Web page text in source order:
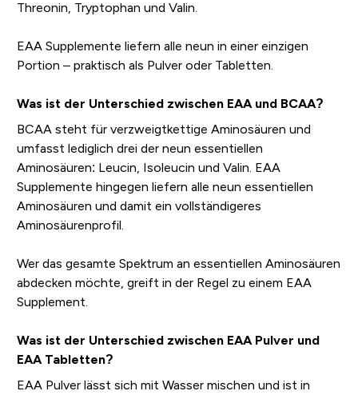
Threonin, Tryptophan und Valin.
EAA Supplemente liefern alle neun in einer einzigen
Portion – praktisch als Pulver oder Tabletten.
Was ist der Unterschied zwischen EAA und BCAA?
BCAA steht für verzweigtkettige Aminosäuren und
umfasst lediglich drei der neun essentiellen
Aminosäuren: Leucin, Isoleucin und Valin. EAA
Supplemente hingegen liefern alle neun essentiellen
Aminosäuren und damit ein vollständigeres
Aminosäurenprofil.
Wer das gesamte Spektrum an essentiellen Aminosäuren
abdecken möchte, greift in der Regel zu einem EAA
Supplement.
Was ist der Unterschied zwischen EAA Pulver und
EAA Tabletten?
EAA Pulver lässt sich mit Wasser mischen und ist in